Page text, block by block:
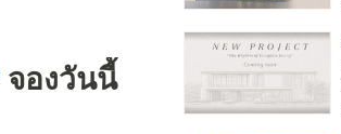
จองวันนี้